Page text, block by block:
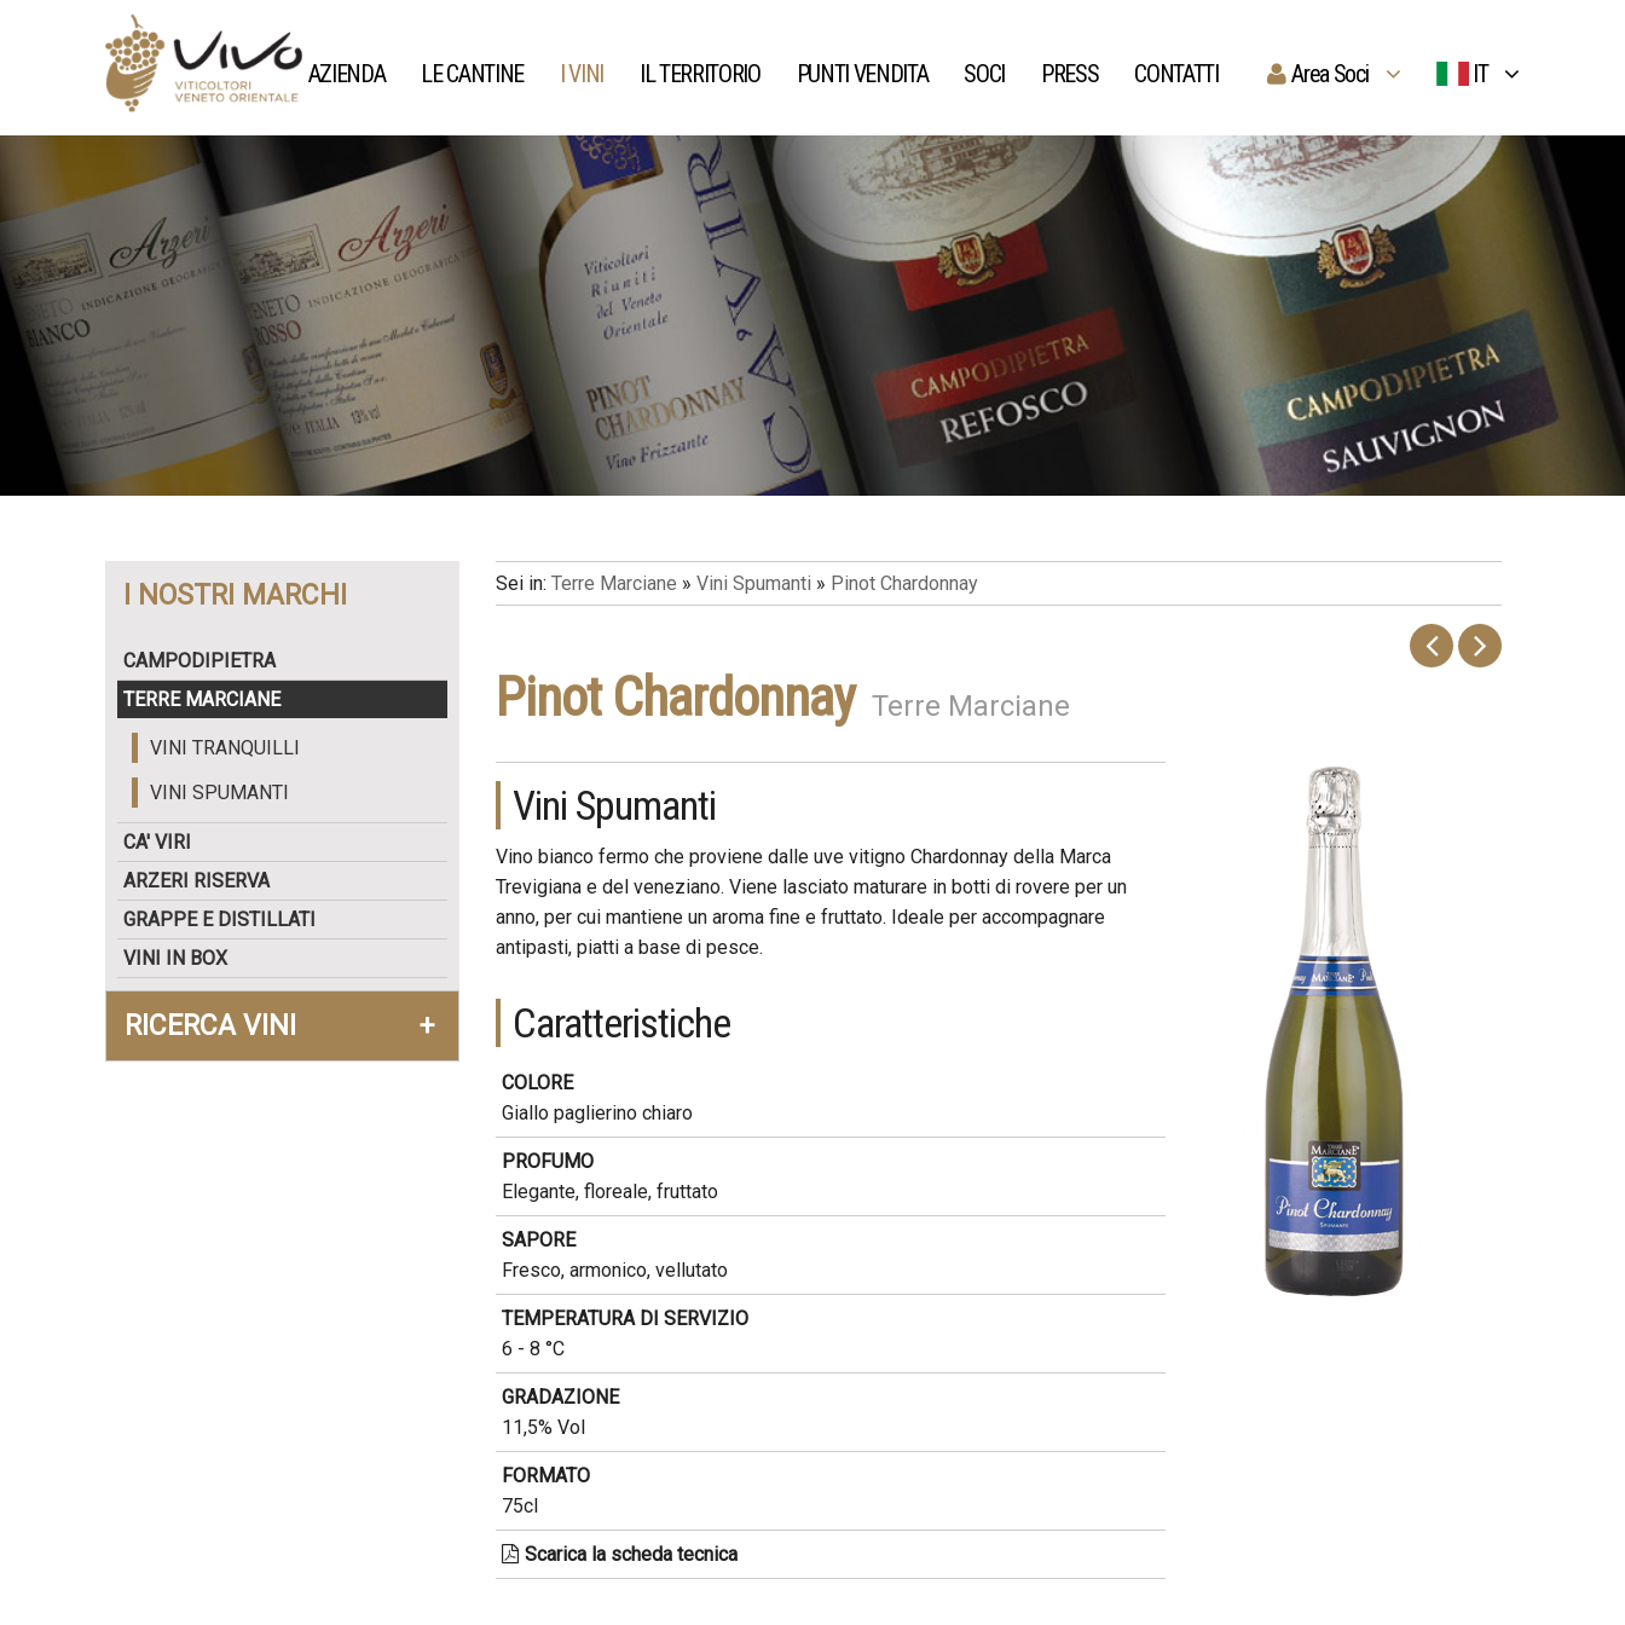
AZIENDA LE CANTINE I VINI IL TERRITORIO PUNTI VENDITA SOCI PRESS CONTATTI Area Soci IT
I NOSTRI MARCHI
CAMPODIPIETRA
TERRE MARCIANE
VINI TRANQUILLI
VINI SPUMANTI
CA' VIRI
ARZERI RISERVA
GRAPPE E DISTILLATI
VINI IN BOX
RICERCA VINI +
Sei in: Terre Marciane » Vini Spumanti » Pinot Chardonnay
Pinot Chardonnay Terre Marciane
Vini Spumanti
Vino bianco fermo che proviene dalle uve vitigno Chardonnay della Marca
Trevigiana e del veneziano. Viene lasciato maturare in botti di rovere per un
anno, per cui mantiene un aroma fine e fruttato. Ideale per accompagnare
antipasti, piatti a base di pesce.
Caratteristiche
COLORE
Giallo paglierino chiaro
PROFUMO
Elegante, floreale, fruttato
SAPORE
Fresco, armonico, vellutato
TEMPERATURA DI SERVIZIO
6 - 8 °C
GRADAZIONE
11,5% Vol
FORMATO
75cl
Scarica la scheda tecnica